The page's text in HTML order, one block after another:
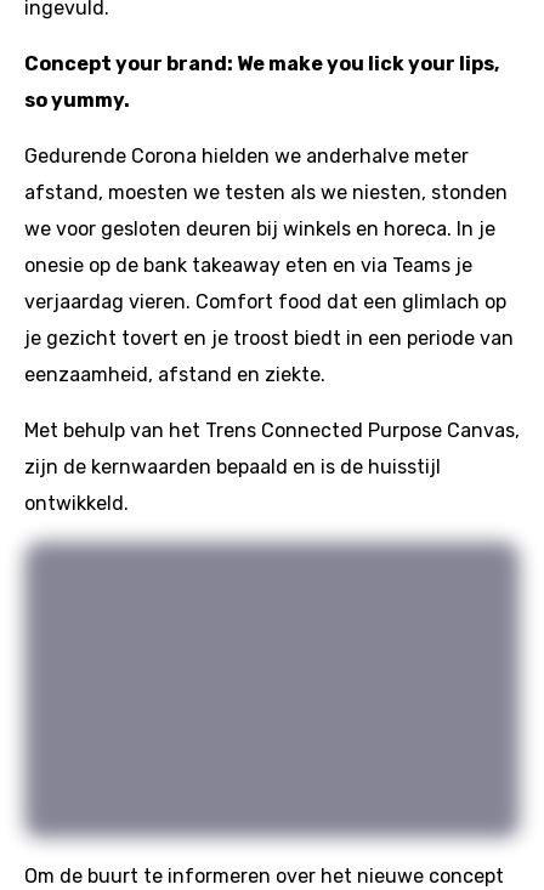
ingevuld.
Concept your brand: We make you lick your lips,
so yummy.
Gedurende Corona hielden we anderhalve meter
afstand, moesten we testen als we niesten, stonden
we voor gesloten deuren bij winkels en horeca. In je
onesie op de bank takeaway eten en via Teams je
verjaardag vieren. Comfort food dat een glimlach op
je gezicht tovert en je troost biedt in een periode van
eenzaamheid, afstand en ziekte.
Met behulp van het Trens Connected Purpose Canvas,
zijn de kernwaarden bepaald en is de huisstijl
ontwikkeld.
Om de buurt te informeren over het nieuwe concept